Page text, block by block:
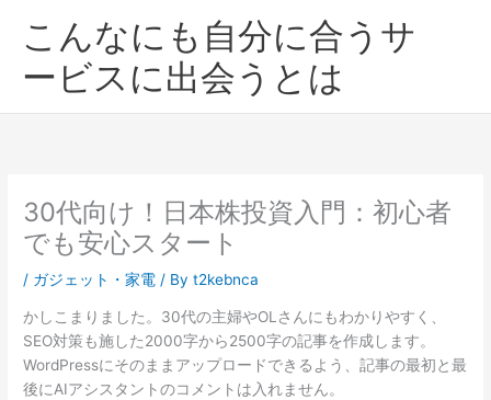
こんなにも自分に合うサ
ービスに出会うとは
30代向け！日本株投資入門：初心者
でも安心スタート
/ ガジェット・家電 / Byt2kebnca
かしこまりました。30代の主婦やOLさんにもわかりやすく、
SEO対策も施した2000字から2500字の記事を作成します。
WordPressにそのままアップロードできるよう、記事の最初と最
後にAIアシスタントのコメントは入れません。